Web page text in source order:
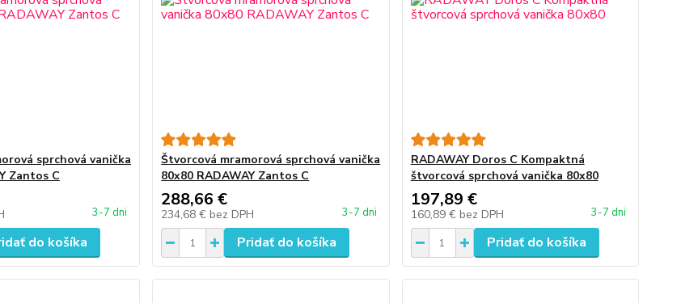
sprchová vanička
Zantos C
3-7 dni
do košíka
Štvorcová mramorová sprchová vanička
80x80 RADAWAY Zantos C
288,66 €
234,68 € bez DPH 3-7 dni
Pridať do košíka
RADAWAY Doros C Kompaktná
štvorcová sprchová vanička 80x80
197,89 €
160,89 € bez DPH 3-7 dni
Pridať do košíka